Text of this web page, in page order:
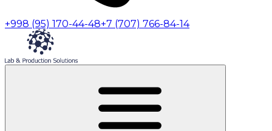
+998 (95) 170-44-48+7 (707) 766-84-14